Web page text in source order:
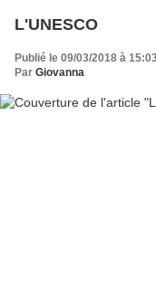
L'UNESCO
Publié le 09/03/2018 à
Par Giovanna